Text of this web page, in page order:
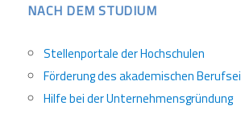
NACH DEM STUDIUM
Stellenportale der Hochschulen
Förderung des akademischen
Hilfe bei der Unternehmensgründung